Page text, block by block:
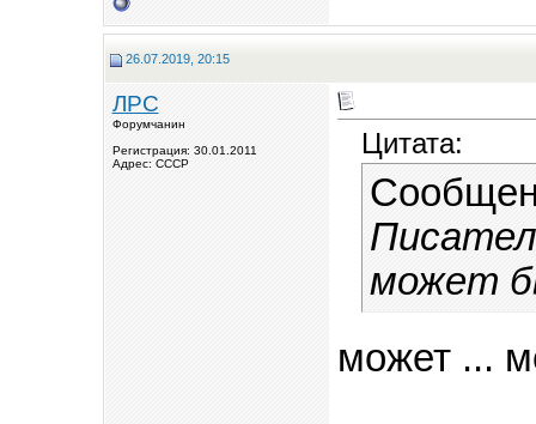
26.07.2019, 20:15
ЛРС
Форумчанин
Регистрация: 30.01.2011
Адрес: СССР
Цитата:
может
может ...